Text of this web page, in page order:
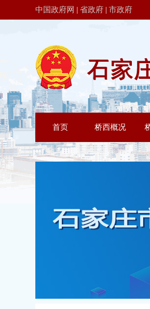
中国政府网 | 省政府 | 市政府